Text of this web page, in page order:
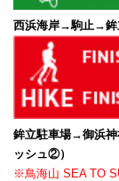
西浜海岸→駒止→鉾
鉾立駐車場→御浜
ッシュ②）
※鳥海山 SEA TO